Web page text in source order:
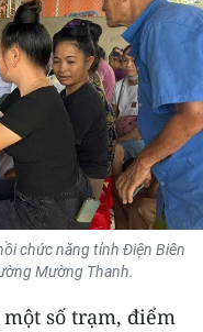
chức năng tỉnh Điện Biên
Mường Thanh.
số trạm, điểm